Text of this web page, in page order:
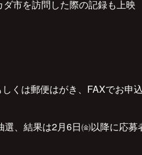
市を訪問した際の記録も上映
くは郵便はがき、FAXでお申
、結果は2月6日㈮以降に応